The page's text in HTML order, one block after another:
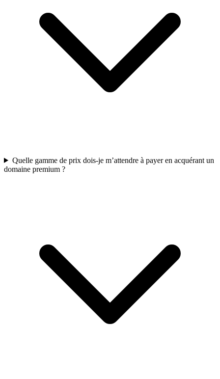
Quelle gamme de prix dois-je m’attendre à payer en acquérant un
domaine premium ?